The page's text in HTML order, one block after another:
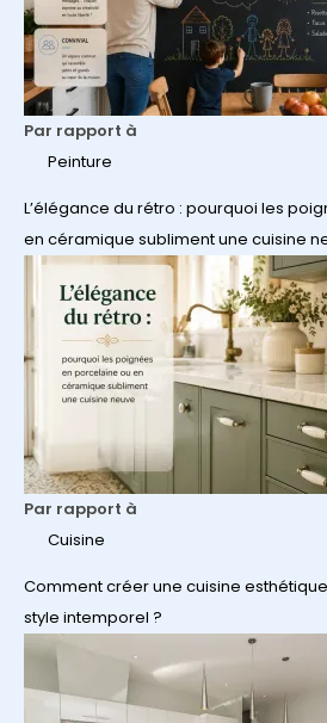
Par rapport à
Peinture
L’élégance du rétro : pourquoi les
en céramique subliment une cuisine
Par rapport à
Cuisine
Comment créer une cuisine
style intemporel ?